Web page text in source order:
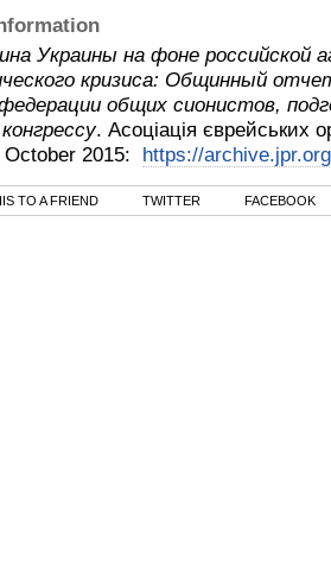
Украины на фоне российской
кризиса: Общинный
общих сионистов,
. Асоціація єврейських
October 2015: https://
TO A FRIEND TWITTER FACEBOOK